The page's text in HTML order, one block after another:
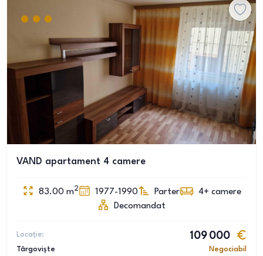
VAND apartament 4 camere
83.00 m2 1977-1990 Parter 4+ camere
Decomandat
Locație:
Târgoviște
109 000
Negociabil